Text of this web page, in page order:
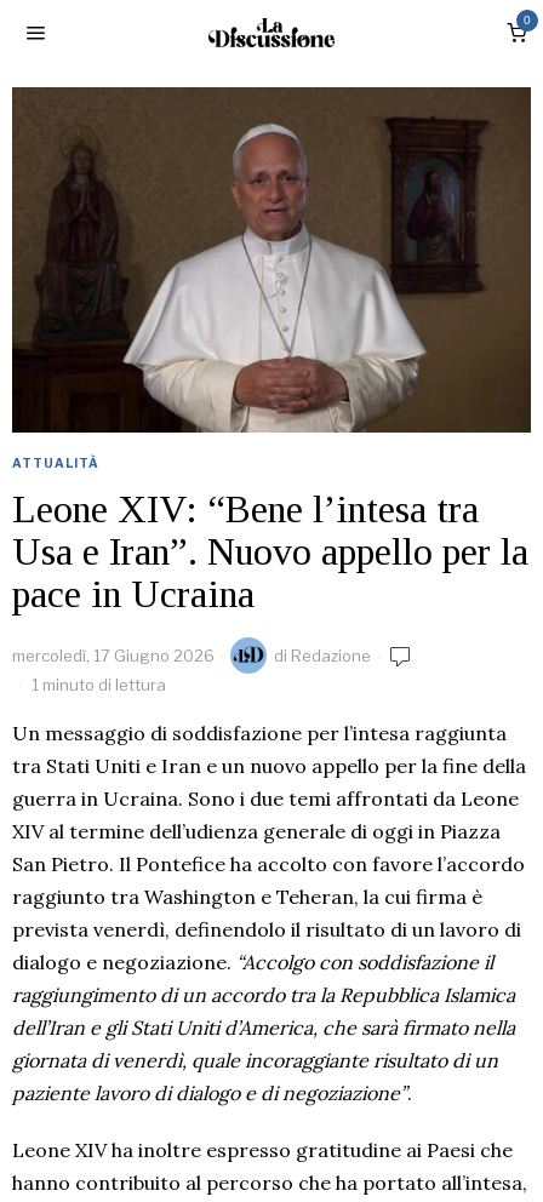
0
ATTUALITÀ
Leone XIV: “Bene l’intesa tra
Usa e Iran”. Nuovo appello per la
pace in Ucraina
mercoledì, 17 Giugno 2026 di Redazione
1 minuto di lettura
Un messaggio di soddisfazione per l’intesa raggiunta
tra Stati Uniti e Iran e un nuovo appello per la fine della
guerra in Ucraina. Sono i due temi affrontati da Leone
XIV al termine dell’udienza generale di oggi in Piazza
San Pietro. Il Pontefice ha accolto con favore l’accordo
raggiunto tra Washington e Teheran, la cui firma è
prevista venerdì, definendolo il risultato di un lavoro di
dialogo e negoziazione. “Accolgo con soddisfazione il
raggiungimento di un accordo tra la Repubblica Islamica
dell’Iran e gli Stati Uniti d’America, che sarà firmato nella
giornata di venerdì, quale incoraggiante risultato di un
paziente lavoro di dialogo e di negoziazione”.
Leone XIV ha inoltre espresso gratitudine ai Paesi che
hanno contribuito al percorso che ha portato all’intesa,